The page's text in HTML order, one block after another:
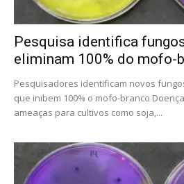
Pesquisa identifica
eliminam 100% do mofo-
Pesquisadores identificam novos
que inibem 100% o mofo-branco
ameaças para cultivos como soja,...